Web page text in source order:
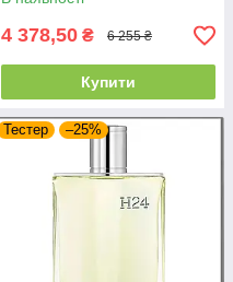
4 378,50 ₴ 6 255 ₴
Купити
Тестер –25%